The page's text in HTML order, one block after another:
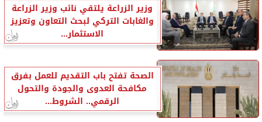
وزير الزراعة يلتقي نائب وزير الزراعة
والغابات التركي لبحث التعاون وتعزيز
الاستثمار...
الصحة تفتح باب التقديم للعمل بفرق
مكافحة العدوى والجودة والتحول
الرقمي.. الشروط...